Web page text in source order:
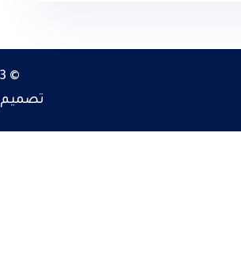
© 2023 جميع الحقوق محفوظة لشركة نقل القصيم.
تصميم